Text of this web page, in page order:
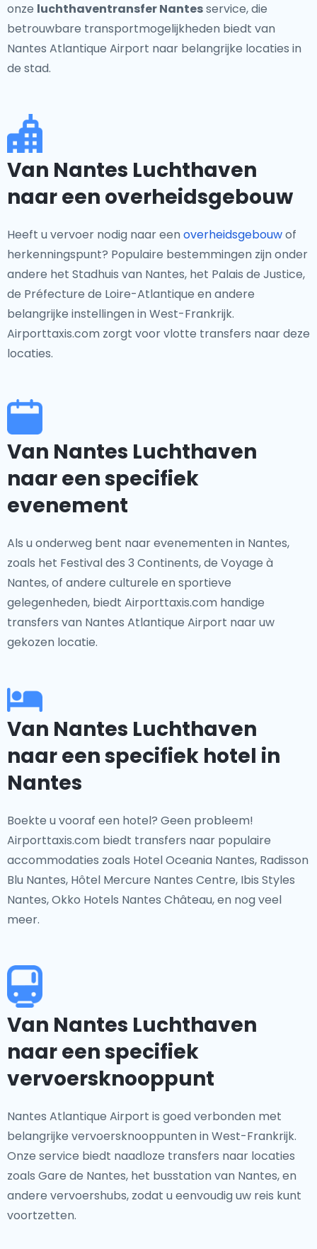
onze luchthaventransfer Nantesservice, die
betrouwbare transportmogelijkheden biedt van
Nantes Atlantique Airport naar belangrijke locaties in
de stad.
Van Nantes Luchthaven
naar een overheidsgebouw
Heeft u vervoer nodig naar een overheidsgebouwof
herkenningspunt? Populaire bestemmingen zijn onder
andere het Stadhuis van Nantes, het Palais de Justice,
de Préfecture de Loire-Atlantique en andere
belangrijke instellingen in West-Frankrijk.
Airporttaxis.com zorgt voor vlotte transfers naar deze
locaties.
Van Nantes Luchthaven
naar een specifiek
evenement
Als u onderweg bent naar evenementen in Nantes,
zoals het Festival des 3 Continents, de Voyage à
Nantes, of andere culturele en sportieve
gelegenheden, biedt Airporttaxis.com handige
transfers van Nantes Atlantique Airport naar uw
gekozen locatie.
Van Nantes Luchthaven
naar een specifiek hotel in
Nantes
Boekte u vooraf een hotel? Geen probleem!
Airporttaxis.com biedt transfers naar populaire
accommodaties zoals Hotel Oceania Nantes, Radisson
Blu Nantes, Hôtel Mercure Nantes Centre, Ibis Styles
Nantes, Okko Hotels Nantes Château, en nog veel
meer.
Van Nantes Luchthaven
naar een specifiek
vervoersknooppunt
Nantes Atlantique Airport is goed verbonden met
belangrijke vervoersknooppunten in West-Frankrijk.
Onze service biedt naadloze transfers naar locaties
zoals Gare de Nantes, het busstation van Nantes, en
andere vervoershubs, zodat u eenvoudig uw reis kunt
voortzetten.